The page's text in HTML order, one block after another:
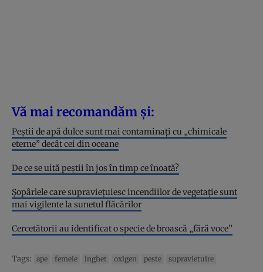
Vă mai recomandăm și:
Peștii de apă dulce sunt mai contaminați cu „chimicale
eterne” decât cei din oceane
De ce se uită peștii în jos în timp ce înoată?
Șopârlele care supraviețuiesc incendiilor de vegetație sunt
mai vigilente la sunetul flăcărilor
Cercetătorii au identificat o specie de broască „fără voce”
Tags: ape femeie inghet oxigen peste supravietuire